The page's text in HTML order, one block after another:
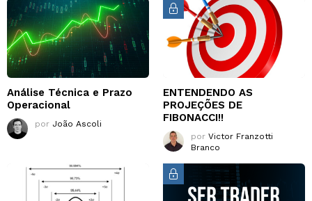
Análise Técnica e Prazo
Operacional
por João Ascoli
ENTENDENDO AS
PROJEÇÕES DE
FIBONACCI!!
por Victor Franzotti
Branco